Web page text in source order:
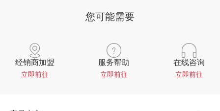
您可能需要
经销商加盟
立即前往
服务帮助
立即前往
在线咨询
立即前往